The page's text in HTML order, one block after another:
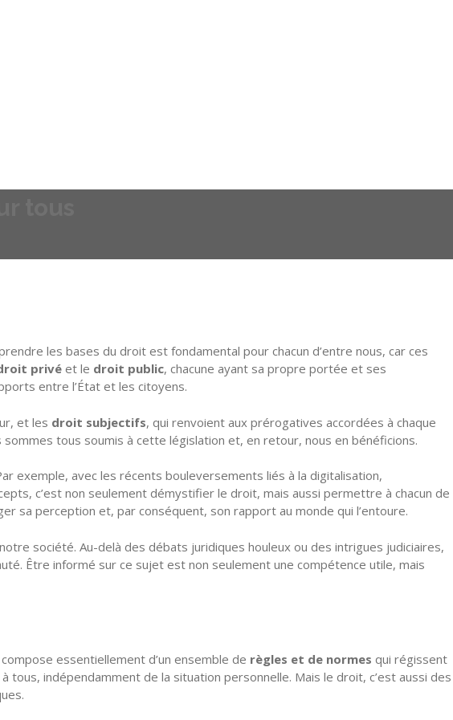
les bases du droit est fondamental pour chacun d’entre nous, car ces
privé et le droit public, chacune ayant sa propre portée et ses
entre l’État et les citoyens.
et les droit subjectifs, qui renvoient aux prérogatives accordées à chaque
tous soumis à cette législation et, en retour, nous en bénéficions.
exemple, avec les récents bouleversements liés à la digitalisation,
c’est non seulement démystifier le droit, mais aussi permettre à chacun de
sa perception et, par conséquent, son rapport au monde qui l’entoure.
société. Au-delà des débats juridiques houleux ou des intrigues judiciaires,
Être informé sur ce sujet est non seulement une compétence utile, mais
essentiellement d’un ensemble de règles et de normes qui régissent
à tous, indépendamment de la situation personnelle. Mais le droit, c’est aussi des